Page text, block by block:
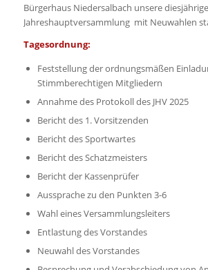
Bürgerhaus Niedersalbach unsere diesjährige
Jahreshauptversammlung mit Neuwahlen
Tagesordnung:
Feststellung der ordnungsmäßen
Stimmberechtigen Mitgliedern
Annahme des Protokoll des JHV 2025
Bericht des 1. Vorsitzenden
Bericht des Sportwartes
Bericht des Schatzmeisters
Bericht der Kassenprüfer
Aussprache zu den Punkten 3-6
Wahl eines Versammlungsleiters
Entlastung des Vorstandes
Neuwahl des Vorstandes
DJK HEUSWEILER TISCHTENNIS E.V.
66265 Heusweiler